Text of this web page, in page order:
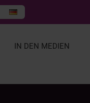
IN DEN MEDIEN